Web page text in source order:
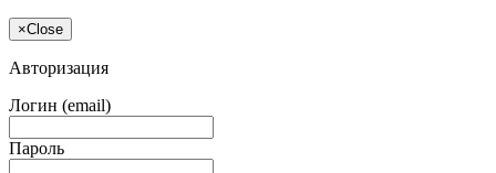
×Close
Авторизация
Логин (email)
Пароль